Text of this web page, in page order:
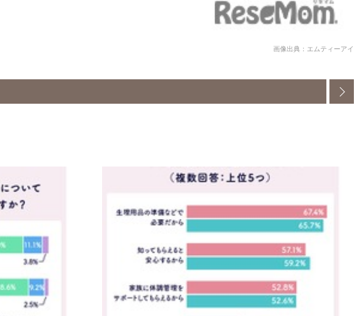
画像出典：エムティーアイ